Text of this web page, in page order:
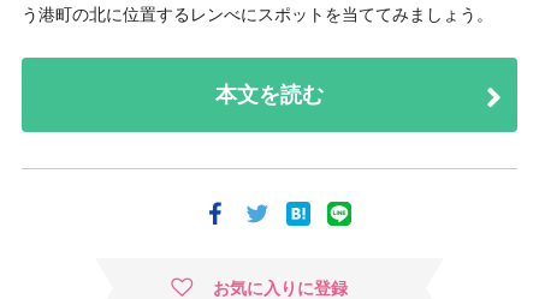
う港町の北に位置するレンべにスポットを当ててみましょう。
本文を読む
お気に入りに登録